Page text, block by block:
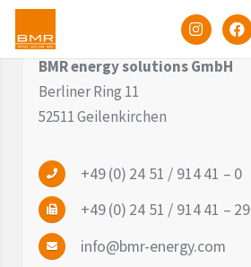
Unternehmen
BMR energy solutions GmbH
Berliner Ring 11
52511 Geilenkirchen
+49 (0) 24 51 / 914 41 – 0
+49 (0) 24 51 / 914 41 – 29
info@bmr-energy.com